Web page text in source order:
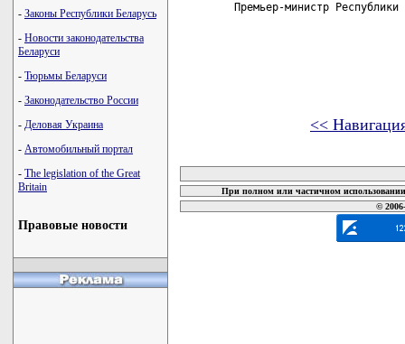
- Законы Республики Беларусь
- Новости законодательства
Беларуси
- Тюрьмы Беларуси
- Законодательство России
- Деловая Украина
- Автомобильный портал
- The legislation of the Great
Britain
Правовые новости
Премьер-министр
<<
При полном или частичном
©